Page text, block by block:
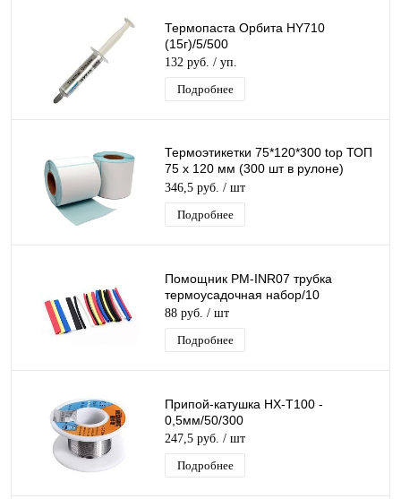
Термопаста Орбита HY710
(15г)/5/500
132 руб. / уп.
Подробнее
Термоэтикетки 75*120*300 top ТОП
75 х 120 мм (300 шт в рулоне)
тройной защитный слой
морозостойка
346,5 руб. / шт
Подробнее
Помощник PM-INR07 трубка
термоусадочная набор/10
88 руб. / шт
Подробнее
Припой-катушка HX-T100 -
0,5мм/50/300
247,5 руб. / шт
Подробнее